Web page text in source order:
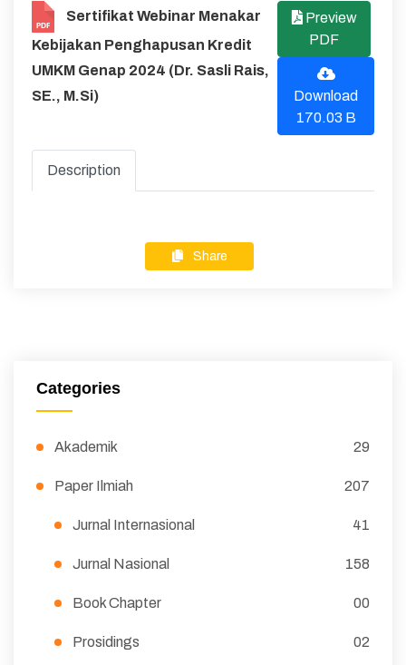
Sertifikat Webinar Menakar
Kebijakan Penghapusan Kredit
UMKM Genap 2024 (Dr. Sasli Rais,
SE., M.Si)
Preview
PDF
Download
170.03 B
Description
Share
Categories
Akademik 29
Paper Ilmiah 207
Jurnal Internasional 41
Jurnal Nasional 158
Book Chapter 00
Prosidings 02